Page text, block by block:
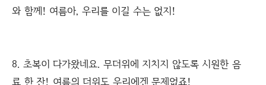
와 함께! 여름아, 우리를 이길 수는 없지!
8. 초복이 다가왔네요. 무더위에 지치지 않도록 시원한 음
료 한 잔! 여름의 더위도 우리에겐 문제없죠!